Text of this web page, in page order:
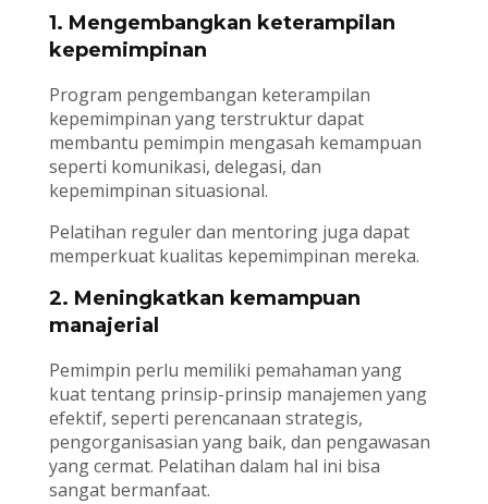
1. Mengembangkan keterampilan
kepemimpinan
Program pengembangan keterampilan
kepemimpinan yang terstruktur dapat
membantu pemimpin mengasah kemampuan
seperti komunikasi, delegasi, dan
kepemimpinan situasional.
Pelatihan reguler dan mentoring juga dapat
memperkuat kualitas kepemimpinan mereka.
2. Meningkatkan kemampuan
manajerial
Pemimpin perlu memiliki pemahaman yang
kuat tentang prinsip-prinsip manajemen yang
efektif, seperti perencanaan strategis,
pengorganisasian yang baik, dan pengawasan
yang cermat. Pelatihan dalam hal ini bisa
sangat bermanfaat.